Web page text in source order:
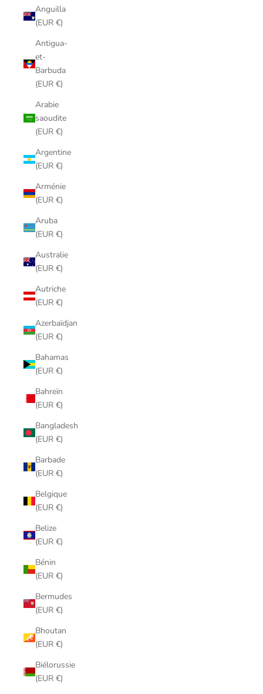
Anguilla
(EUR €)
Antigua-
et-
Barbuda
(EUR €)
Arabie
saoudite
(EUR €)
Argentine
(EUR €)
Arménie
(EUR €)
Aruba
(EUR €)
Australie
(EUR €)
Autriche
(EUR €)
Azerbaïdjan
(EUR €)
Bahamas
(EUR €)
Bahreïn
(EUR €)
Bangladesh
(EUR €)
Barbade
(EUR €)
Belgique
(EUR €)
Belize
(EUR €)
Bénin
(EUR €)
Bermudes
(EUR €)
Bhoutan
(EUR €)
Biélorussie
(EUR €)